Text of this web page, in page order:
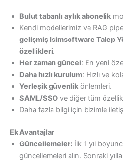
Bulut tabanlı aylık abonelik
Kendi modellerimiz ve RAG
gelişmiş Isimsoftware Talep
özellikleri.
Her zaman güncel: En yeni
Daha hızlı kurulum: Hızlı ve
Yerleşik güvenlik önlemleri.
SAML/SSO ve diğer tüm
Daha fazla bilgi için bizimle
Ek Avantajlar
Güncellemeler: İlk 1 yıl
güncellemeleri alın. Sonraki